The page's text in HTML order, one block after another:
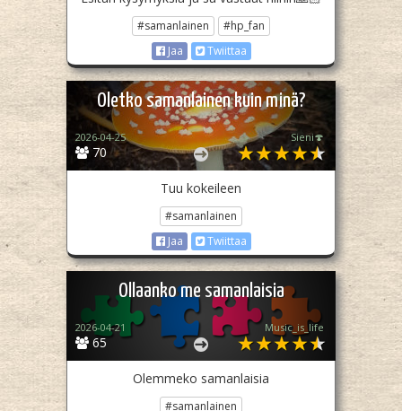
#samanlainen
#hp_fan
Jaa
Twiittaa
Oletko samanlainen kuin minä?
70
2026-04-25 Sieni🍄
Tuu kokeileen
#samanlainen
Jaa
Twiittaa
Ollaanko me samanlaisia
65
2026-04-21 Music_is_life
Olemmeko samanlaisia
#samanlainen